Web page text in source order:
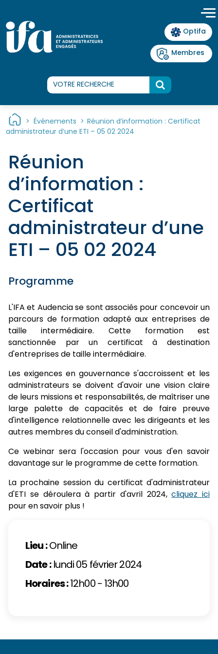
Optifa
Membres
> Événements > Réunion d’information : Certificat
administrateur d’une ETI – 05 02 2024
Réunion
d’information :
Certificat
administrateur d’une
ETI – 05 02 2024
Programme
L'IFA et Audencia se sont associés pour concevoir un
parcours de formation adapté aux entreprises de
taille intermédiaire. Cette formation est
sanctionnée par un certificat à destination
d'entreprises de taille intermédiaire.
Les exigences en gouvernance s'accroissent et les
administrateurs se doivent d'avoir une vision claire
de leurs missions et responsabilités, de maîtriser une
large palette de capacités et de faire preuve
d'intelligence relationnelle avec les dirigeants et les
autres membres du conseil d'administration.
Ce webinar sera l'occasion pour vous d'en savoir
davantage sur le programme de cette formation.
La prochaine session du certificat d'administrateur
d'ETI se déroulera à partir d'avril 2024,cliquez ici
pour en savoir plus !
Lieu :Online
Date :lundi 05 février 2024
Horaires :12h00 - 13h00